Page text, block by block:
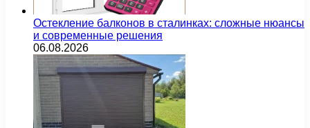
Остекление балконов в сталинках: сложные нюансы
и современные решения
06.08.2026